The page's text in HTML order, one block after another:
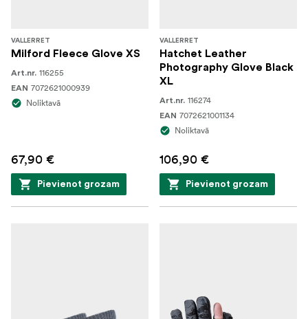
VALLERRET
Milford Fleece Glove XS
Art.nr. 116255
EAN 7072621000939
Noliktavā
67,90 €
Pievienot grozam
VALLERRET
Hatchet Leather
Photography Glove Black
XL
Art.nr. 116274
EAN 7072621001134
Noliktavā
106,90 €
Pievienot grozam